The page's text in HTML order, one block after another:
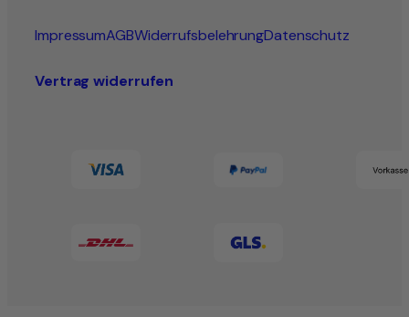
ImpressumAGBWiderrufsbelehrungDatenschutz
Vertrag widerrufen